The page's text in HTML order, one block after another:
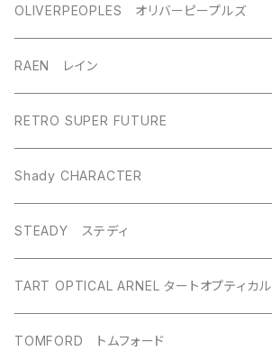
OLIVERPEOPLES オリバーピープルズ
RAEN レイン
RETRO SUPER FUTURE
Shady CHARACTER
STEADY ステディ
TART OPTICAL ARNEL タートオプティカル
TOMFORD トムフォード